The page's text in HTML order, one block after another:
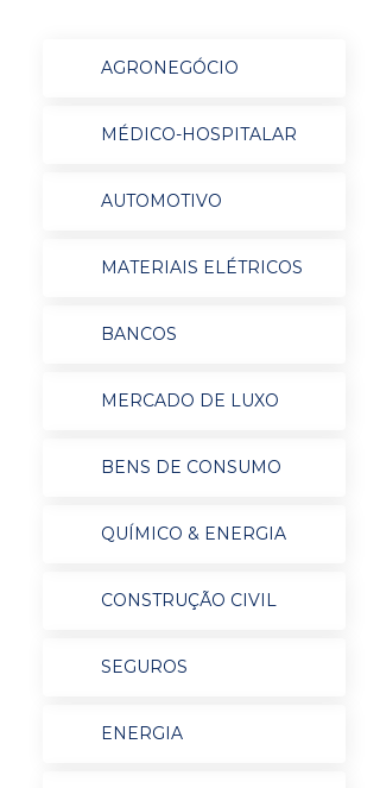
AGRONEGÓCIO
MÉDICO-HOSPITALAR
AUTOMOTIVO
MATERIAIS ELÉTRICOS
BANCOS
MERCADO DE LUXO
BENS DE CONSUMO
QUÍMICO & ENERGIA
CONSTRUÇÃO CIVIL
SEGUROS
ENERGIA